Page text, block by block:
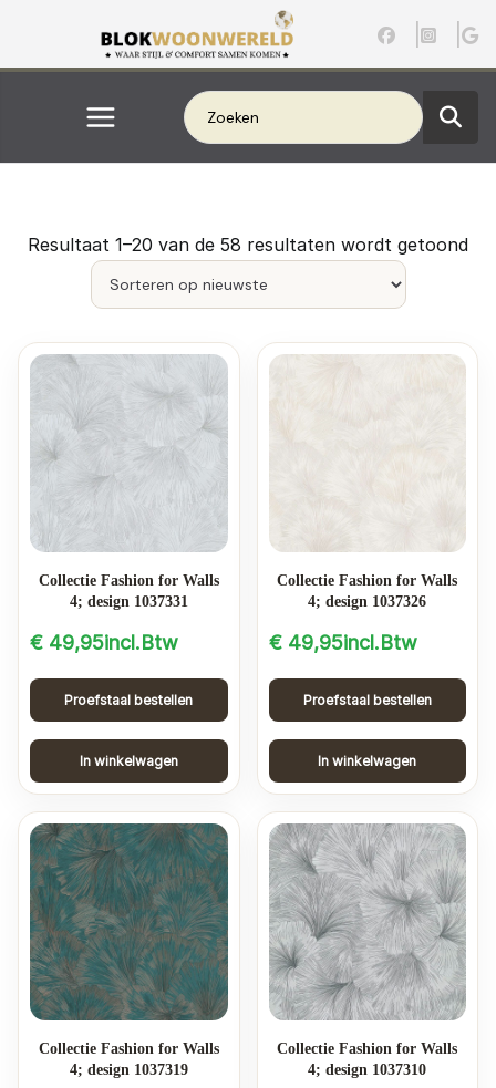
de
Resultaat 1–20 van de 58 resultaten wordt getoondG
t
e
Collectie Fashion for Walls
4; design 1037331
€ 49,95incl.Btw
Proefstaal bestellen
In winkelwagen
Collectie Fashion for Walls
4; design 1037326
€49,95incl.Btw
Proefstaal bestellen
In winkelwagen
Collectie Fashion for Walls
4; design 1037319
Collectie Fashion for Walls
4; design 1037310